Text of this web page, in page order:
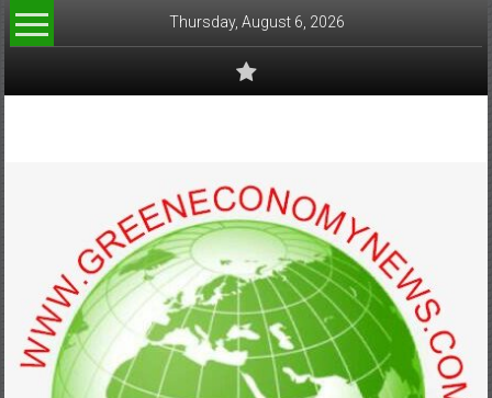
Skip
to
Thursday, August 6, 2026